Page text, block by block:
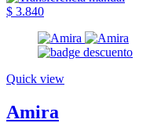
$ 3.840
Quick view
Amira